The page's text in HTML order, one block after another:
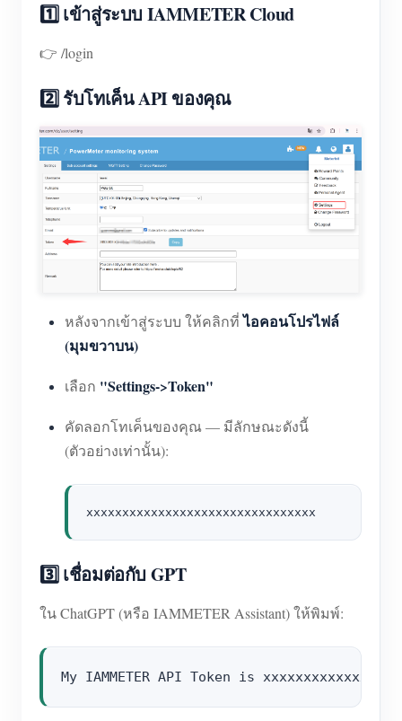
1️⃣ เข้าสู่ระบบ IAMMETER Cloud
👉 /login
2️⃣ รับโทเค็น API ของคุณ
หลังจากเข้าสู่ระบบ ให้คลิกที่ไอคอนโปรไฟล์
(มุมขวาบน)
เลือก "Settings->Token"
คัดลอกโทเค็นของคุณ — มีลักษณะดังนี้
(ตัวอย่างเท่านั้น):
3️⃣ เชื่อมต่อกับ GPT
ใน ChatGPT (หรือ IAMMETER Assistant) ให้พิมพ์: